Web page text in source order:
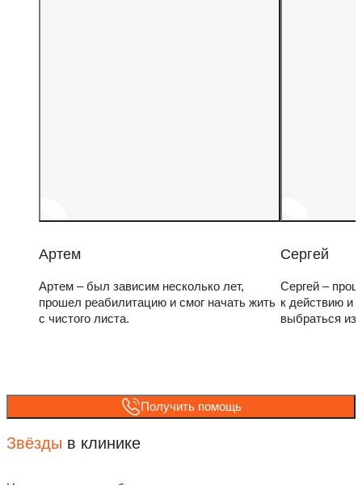
Артем
Артем – был зависим несколько лет,
прошел реабилитацию и смог начать жить
с чистого листа.
Сергей
Сергей –
к действию и
выбраться из
Получить помощь
Звёзды в клинике